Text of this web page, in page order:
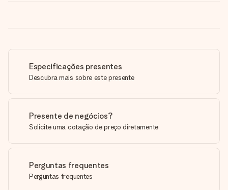
Especificações presentes
Descubra mais sobre este presente
Presente de negócios?
Solicite uma cotação de preço diretamente
Perguntas frequentes
Perguntas frequentes